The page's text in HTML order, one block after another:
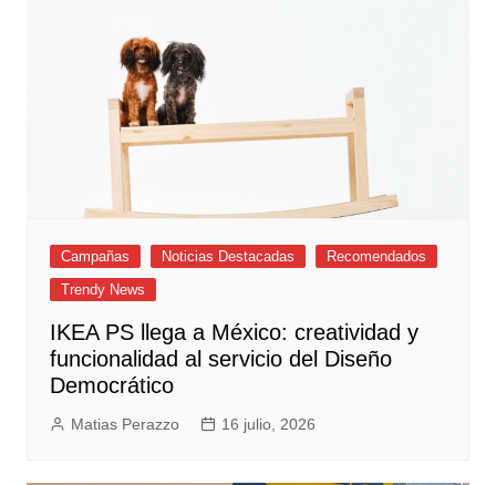
Campañas Noticias Destacadas
Recomendados
Trendy News
IKEA PS llega a México: creatividad y
funcionalidad al servicio del Diseño
Democrático
Matias Perazzo 16 julio, 2026